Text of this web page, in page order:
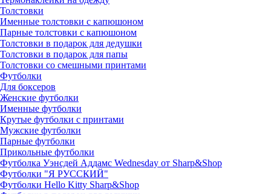
Толстовки
Именные толстовки с капюшоном
Парные толстовки с капюшоном
Толстовки в подарок для дедушки
Толстовки в подарок для папы
Толстовки со смешными принтами
Футболки
Для боксеров
Женские футболки
Именные футболки
Крутые футболки с принтами
Мужские футболки
Парные футболки
Прикольные футболки
Футболка Уэнсдей Аддамс Wednesday от Sharp&Shop
Футболки "Я РУССКИЙ"
Футболки Hello Kitty Sharp&Shop